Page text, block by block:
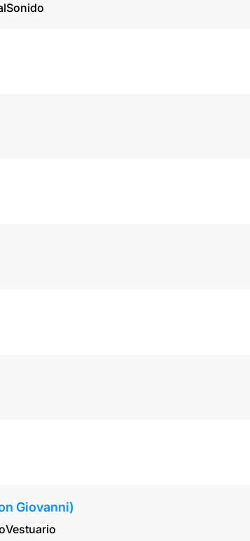
Sonido
Giovanni)
Vestuario